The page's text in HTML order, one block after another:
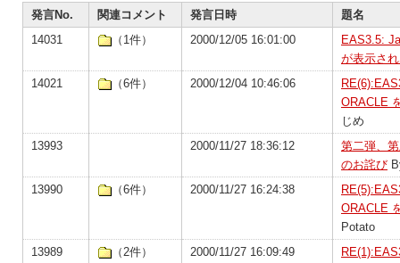
発言No. 関連コメント 発言日時
題名
14031
（1件） 2000/12/05 16:01:00
EAS3.5:
が表示さ
14021
（6件） 2000/12/04 10:46:06
ORACLE
じめ
13993
2000/11/27 18:36:12
第二弾、
のお詫び
13990
（6件） 2000/11/27 16:24:38
ORACLE
Potato
13989
（2件） 2000/11/27 16:09:49